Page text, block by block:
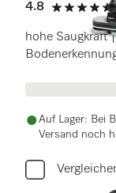
4.8
4.8 Sterne
hohe Saugkraft
Auf Lager: Bei
Versand noch